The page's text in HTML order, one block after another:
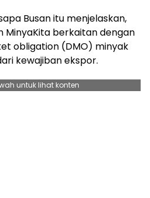
Busan itu menjelaskan,
berkaitan dengan
obligation (DMO) minyak
kewajiban ekspor.
untuk lihat konten